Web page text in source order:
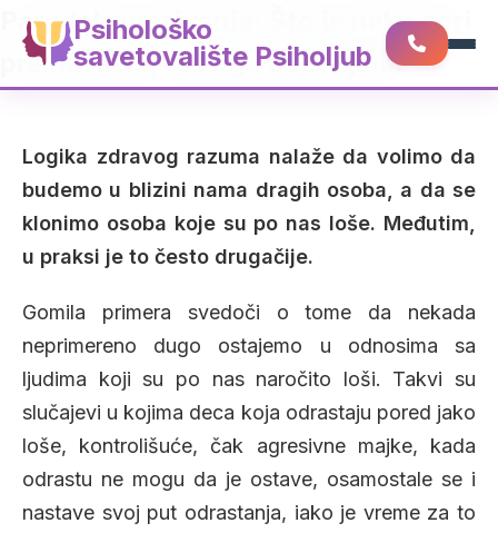
Psihološko
savetovalište Psiholjub
Paradoks vezivanja: Što je neko gori
prema meni, teže ga ostavljam!
Logika zdravog razuma nalaže da volimo da
budemo u blizini nama dragih osoba, a da se
klonimo osoba koje su po nas loše. Međutim,
u praksi je to često drugačije.
Gomila primera svedoči o tome da nekada
neprimereno dugo ostajemo u odnosima sa
ljudima koji su po nas naročito loši. Takvi su
slučajevi u kojima deca koja odrastaju pored jako
loše, kontrolišuće, čak agresivne majke, kada
odrastu ne mogu da je ostave, osamostale se i
nastave svoj put odrastanja, iako je vreme za to